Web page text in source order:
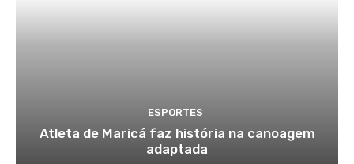
ESPORTES
Atleta de Maricá faz história na canoagem
adaptada